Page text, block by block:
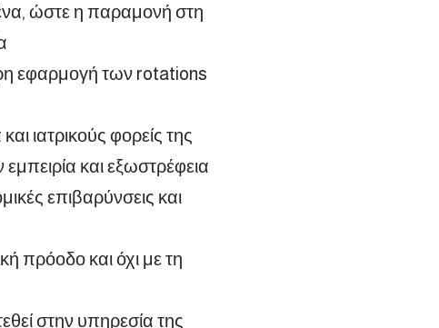
ώστε η παραμονή στη
εφαρμογή των rotations
ιατρικούς φορείς της
και εξωστρέφεια
επιβαρύνσεις και
πρόοδο και όχι με τη
στην υπηρεσία της